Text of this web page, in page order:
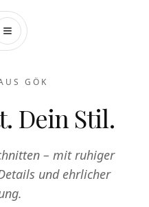
in Dortmund
GÖK
Dein Stil.
– mit ruhiger
und ehrlicher